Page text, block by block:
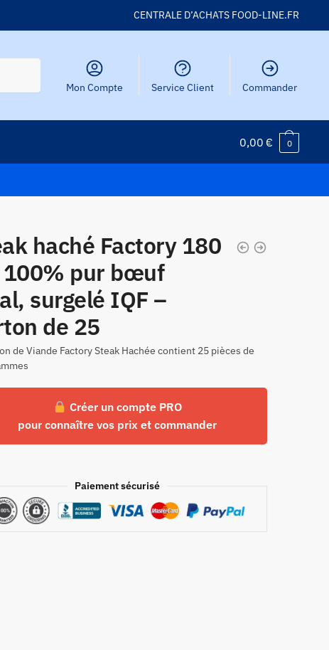
CENTRALE D’ACHATS FOOD-LINE.FR
Mon Compte Service Client Commander
0,00 € 0
haché Factory 180
100% pur bœuf
surgelé IQF –
de 25
de Viande Factory Steak Hachée contient 25 pièces de
Créer un compte PRO
pour connaître vos prix et commander
Paiement sécurisé